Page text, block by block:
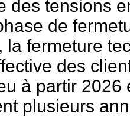
des tensions
de
la fermeture
des
à partir 2026
plusieurs